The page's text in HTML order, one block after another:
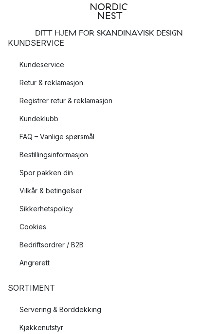
DITT HJEM FOR SKANDINAVISK DESIGN
KUNDSERVICE
Kundeservice
Retur & reklamasjon
Registrer retur & reklamasjon
Kundeklubb
FAQ – Vanlige spørsmål
Bestillingsinformasjon
Spor pakken din
Vilkår & betingelser
Sikkerhetspolicy
Cookies
Bedriftsordrer / B2B
Angrerett
SORTIMENT
Servering & Borddekking
Kjøkkenutstyr